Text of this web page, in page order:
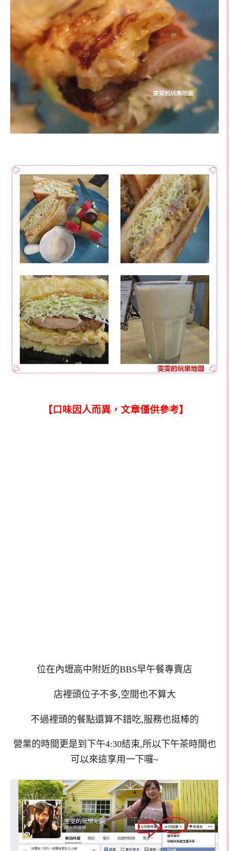
【口味因人而異，文章僅供參考】
位在內壢高中附近的BBS早午餐專賣店
店裡頭位子不多,空間也不算大
不過裡頭的餐點還算不錯吃,服務也挺棒的
營業的時間更是到下午4:30結束,所以下午茶時間也
可以來這享用一下囉~